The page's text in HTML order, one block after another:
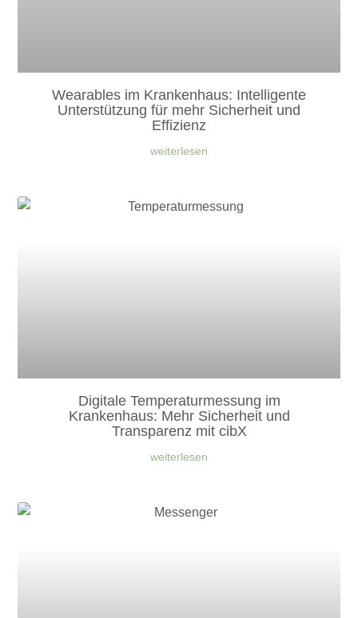
Wearables im Krankenhaus: Intelligente
Unterstützung für mehr Sicherheit und
Effizienz
weiterlesen
Digitale Temperaturmessung im
Krankenhaus: Mehr Sicherheit und
Transparenz mit cibX
weiterlesen